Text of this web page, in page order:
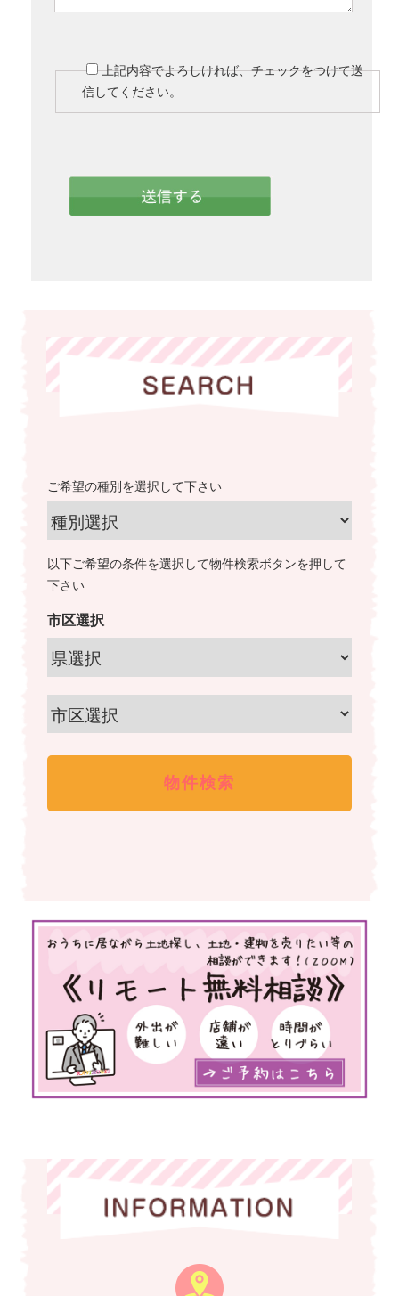
上記内容でよろしければ、チェックをつけて送
信してください。
ご希望の種別を選択して下さい
以下ご希望の条件を選択して物件検索ボタンを押して
下さい
市区選択